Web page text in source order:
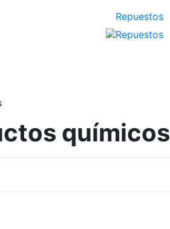
Repuestos
químicos